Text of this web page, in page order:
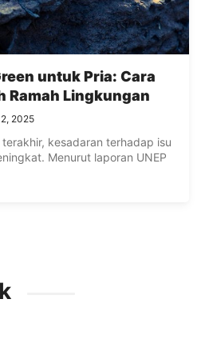
untuk Pria: Cara
Ramah Lingkungan
2025
kesadaran terhadap isu
Menurut laporan UNEP